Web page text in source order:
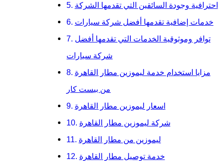
احترافية وجودة السائقين التي تقدمها الشركة
خدمات إضافية تقدمها أفضل شركة سيارات
توافر وموثوقية الخدمات التي تقدمها أفضل
شركة سيارات
مزايا استخدام خدمة ليموزين مطار القاهرة
من بيست كار
اسعار ليموزين مطار القاهرة
شركة ليموزين مطار القاهرة
ليموزين من مطار القاهرة
خدمة توصيل مطار القاهرة